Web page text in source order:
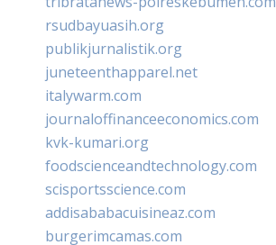
rsudbayuasih.org
publikjurnalistik.org
juneteenthapparel.net
italywarm.com
journaloffinanceeconomics.com
kvk-kumari.org
foodscienceandtechnology.com
scisportsscience.com
addisababacuisineaz.com
burgerimcamas.com